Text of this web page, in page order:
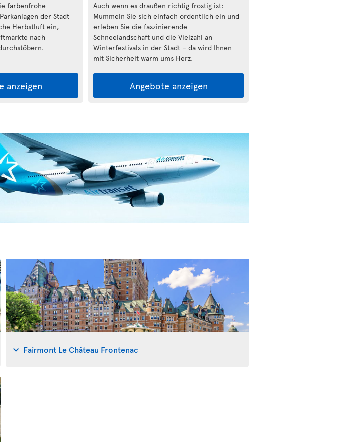
farbenfrohe
der Stadt
Herbstluft ein,
nach
anzeigen
Auch wenn es draußen richtig frostig ist:
Mummeln Sie sich einfach ordentlich ein und
erleben Sie die faszinierende
Schneelandschaft und die Vielzahl an
Winterfestivals in der Stadt – da wird Ihnen
mit Sicherheit warm ums Herz.
Angebote anzeigen
Fairmont Le Château Frontenac